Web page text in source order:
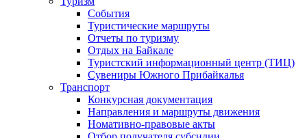
События
Туристические маршруты
Отчеты по туризму
Отдых на Байкале
Туристский информационный центр (ТИЦ)
Сувениры Южного Прибайкалья
Транспорт
Конкурсная документация
Направления и маршруты движения
Номативно-правовые акты